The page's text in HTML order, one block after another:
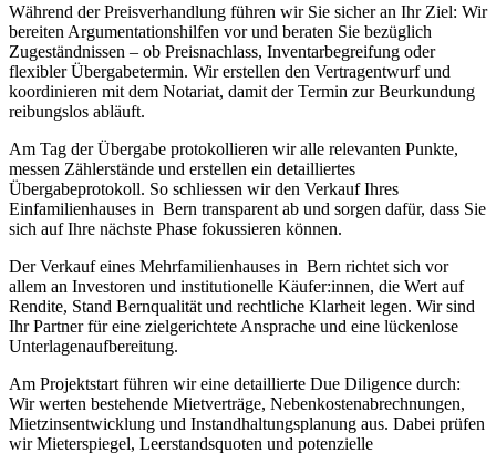
Während der Preisverhandlung führen wir Sie sicher an Ihr Ziel: Wir
bereiten Argumentationshilfen vor und beraten Sie bezüglich
Zugeständnissen – ob Preisnachlass, Inventarbegreifung oder
flexibler Übergabetermin. Wir erstellen den Vertragentwurf und
koordinieren mit dem Notariat, damit der Termin zur Beurkundung
reibungslos abläuft.
Am Tag der Übergabe protokollieren wir alle relevanten Punkte,
messen Zählerstände und erstellen ein detailliertes
Übergabeprotokoll. So schliessen wir den Verkauf Ihres
Einfamilienhauses in Bern transparent ab und sorgen dafür, dass Sie
sich auf Ihre nächste Phase fokussieren können.
Der Verkauf eines Mehrfamilienhauses in Bern richtet sich vor
allem an Investoren und institutionelle Käufer:innen, die Wert auf
Rendite, Stand Bernqualität und rechtliche Klarheit legen. Wir sind
Ihr Partner für eine zielgerichtete Ansprache und eine lückenlose
Unterlagenaufbereitung.
Am Projektstart führen wir eine detaillierte Due Diligence durch:
Wir werten bestehende Mietverträge, Nebenkostenabrechnungen,
Mietzinsentwicklung und Instandhaltungsplanung aus. Dabei prüfen
wir Mieterspiegel, Leerstandsquoten und potenzielle